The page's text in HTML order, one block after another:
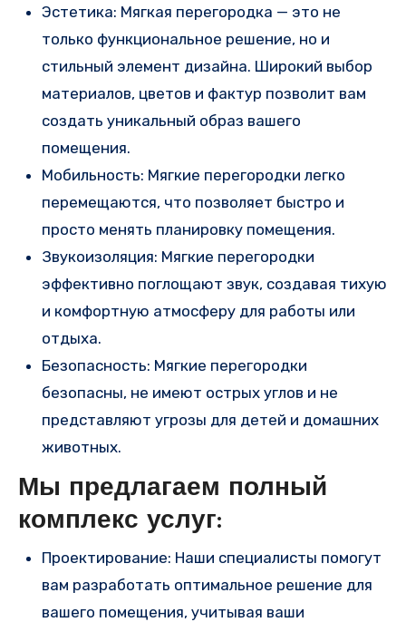
Эстетика: Мягкая перегородка — это не
только функциональное решение, но и
стильный элемент дизайна. Широкий выбор
материалов, цветов и фактур позволит вам
создать уникальный образ вашего
помещения.
Мобильность: Мягкие перегородки легко
перемещаются, что позволяет быстро и
просто менять планировку помещения.
Звукоизоляция: Мягкие перегородки
эффективно поглощают звук, создавая тихую
и комфортную атмосферу для работы или
отдыха.
Безопасность: Мягкие перегородки
безопасны, не имеют острых углов и не
представляют угрозы для детей и домашних
животных.
Мы предлагаем полный
комплекс услуг:
Проектирование: Наши специалисты помогут
вам разработать оптимальное решение для
вашего помещения, учитывая ваши